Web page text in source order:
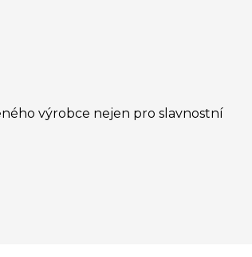
výrobce nejen pro slavnostní